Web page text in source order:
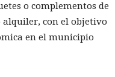
o complementos de
con el objetivo
en el municipio